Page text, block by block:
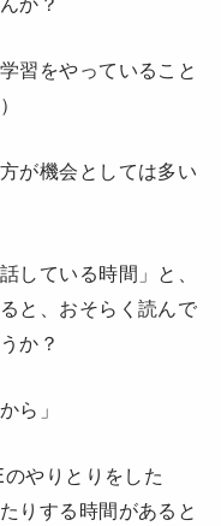
習をやっていること
が機会としては多い
している時間」と、
と、おそらく読んで
か？
ら」
やりとりをした
りする時間があると